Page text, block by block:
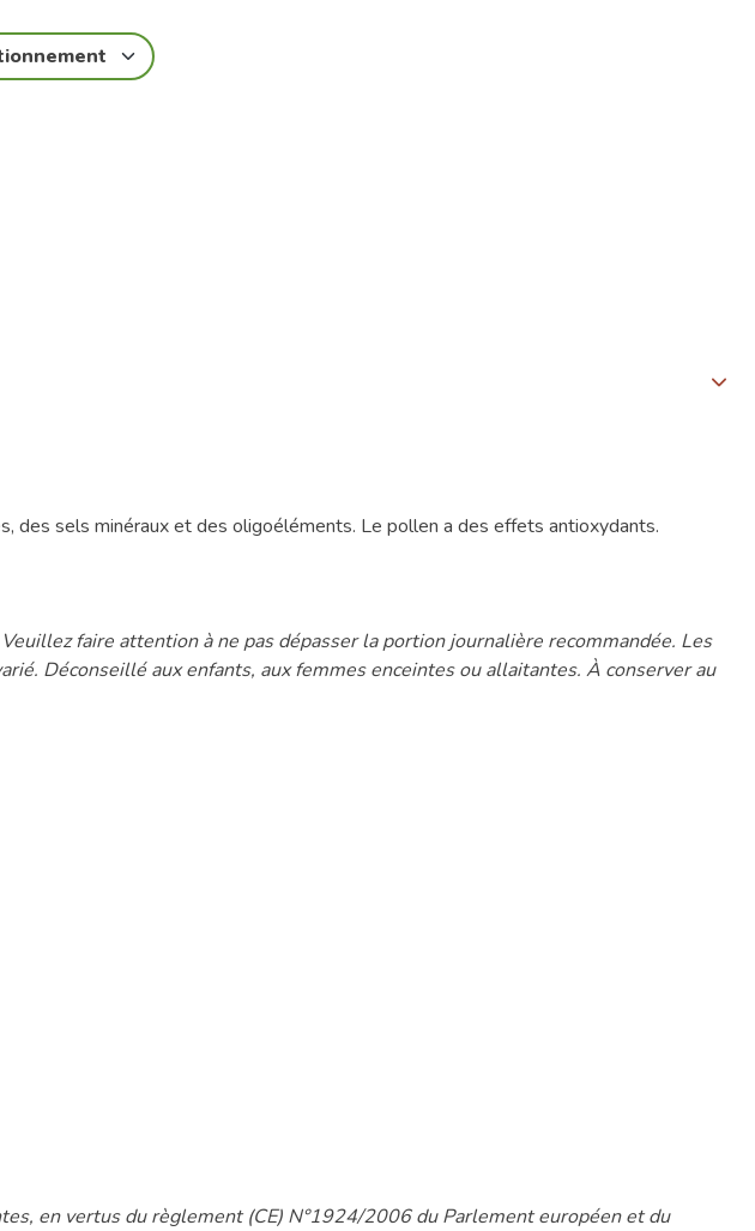
des sels minéraux et des oligoéléments. Le pollen a des effets antioxydants.
faire attention à ne pas dépasser la portion journalière recommandée. Les
Déconseillé aux enfants, aux femmes enceintes ou allaitantes. À conserver au
en vertus du règlement (CE) N°1924/2006 du Parlement européen et du